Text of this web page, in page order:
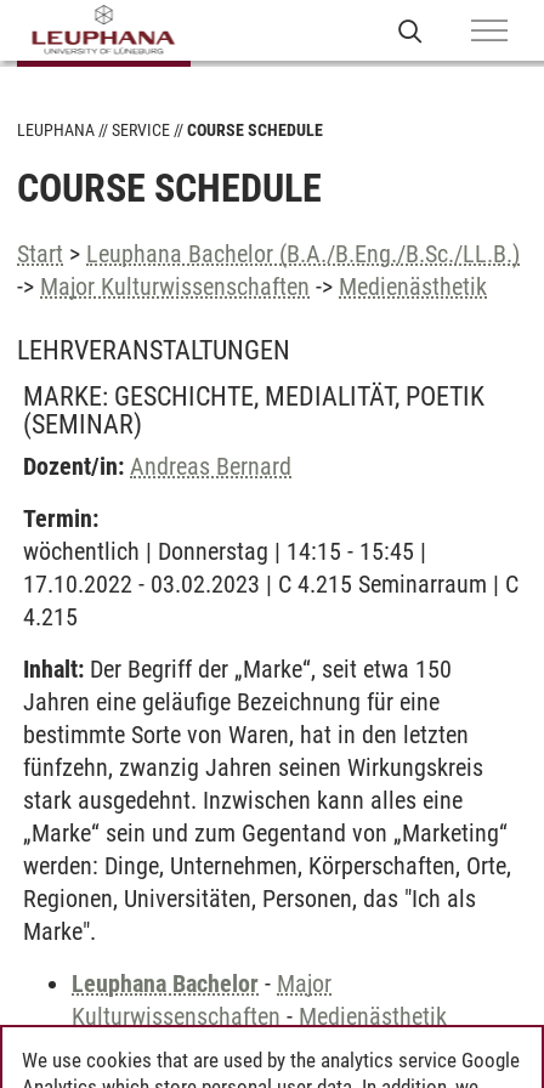
LEUPHANA SERVICE COURSE SCHEDULE
COURSE SCHEDULE
Start > Leuphana Bachelor (B.A./B.Eng./B.Sc./LL.B.)
-> Major Kulturwissenschaften -> Medienästhetik
LEHRVERANSTALTUNGEN
MARKE: GESCHICHTE, MEDIALITÄT, POETIK
(SEMINAR)
Dozent/in: Andreas Bernard
Termin:
wöchentlich | Donnerstag | 14:15 - 15:45 |
17.10.2022 - 03.02.2023 | C 4.215 Seminarraum | C
4.215
Inhalt: Der Begriff der „Marke“, seit etwa 150
Jahren eine geläufige Bezeichnung für eine
bestimmte Sorte von Waren, hat in den letzten
fünfzehn, zwanzig Jahren seinen Wirkungskreis
stark ausgedehnt. Inzwischen kann alles eine
„Marke“ sein und zum Gegentand von „Marketing“
werden: Dinge, Unternehmen, Körperschaften, Orte,
Regionen, Universitäten, Personen, das "Ich als
Marke".
Leuphana Bachelor - Major
Kulturwissenschaften - Medienästhetik
We use cookies that are used by the analytics service Google